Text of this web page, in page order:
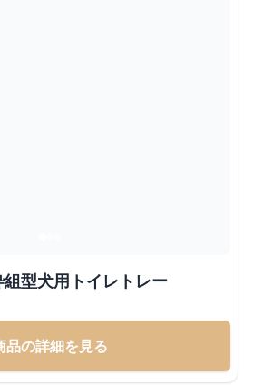
型犬用トイレトレー
品の詳細を見る